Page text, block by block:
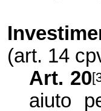
(art. 14
Art. 20
aiuto